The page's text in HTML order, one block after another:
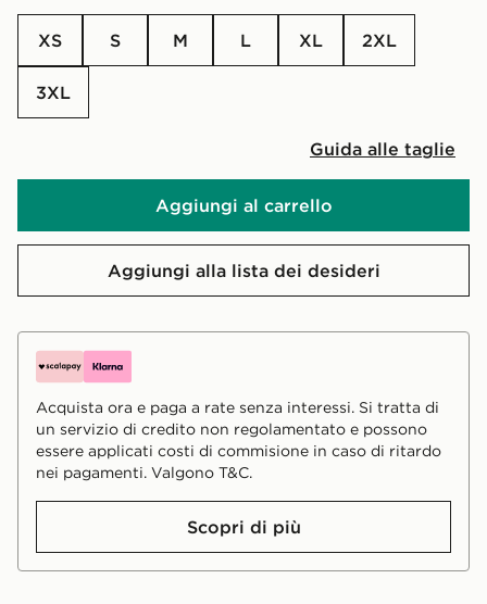
XS S M L XL 2XL
3XL
Guida alle taglie
Aggiungi al carrello
Aggiungi alla lista dei desideri
Acquista ora e paga a rate senza interessi. Si tratta di
un servizio di credito non regolamentato e possono
essere applicati costi di commisione in caso di ritardo
nei pagamenti. Valgono T&C.
Scopri di più